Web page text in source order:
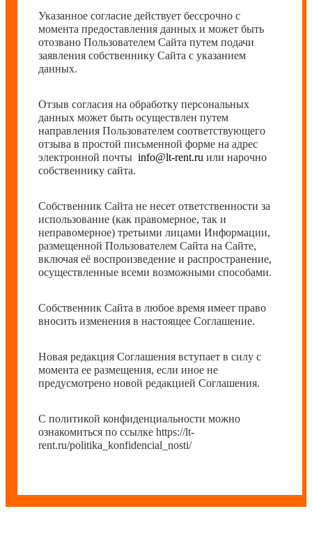
Указанное согласие действует бессрочно с
момента предоставления данных и может быть
отозвано Пользователем Сайта путем подачи
заявления собственнику Сайта с указанием
данных.
Отзыв согласия на обработку персональных
данных может быть осуществлен путем
направления Пользователем соответствующего
отзыва в простой письменной форме на адрес
электронной почты info@lt-rent.ru или нарочно
собственнику сайта.
Собственник Сайта не несет ответственности за
использование (как правомерное, так и
неправомерное) третьими лицами Информации,
размещенной Пользователем Сайта на Сайте,
включая её воспроизведение и распространение,
осуществленные всеми возможными способами.
Собственник Сайта в любое время имеет право
вносить изменения в настоящее Соглашение.
Новая редакция Соглашения вступает в силу с
момента ее размещения, если иное не
предусмотрено новой редакцией Соглашения.
С политикой конфиденциальности можно
ознакомиться по ссылке https://lt-
rent.ru/politika_konfidencial_nosti/